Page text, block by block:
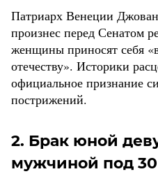
Патриарх Венеции
произнес перед Сенатом
женщины приносят себя
отечеству». Историки
официальное признание
пострижений.
2. Брак юной
мужчиной под